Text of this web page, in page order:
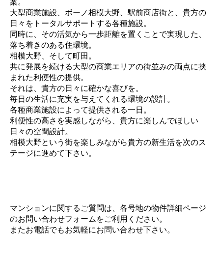
大型商業施設、ボーノ相模大野、駅前商店街と、貴方の
日々をトータルサポートする各種施設。
同時に、その活気から一歩距離を置くことで実現した、
落ち着きのある住環境。
相模大野、そして町田。
共に発展を続ける大型の商業エリアの街並みの両点に挟
まれた利便性の提供。
それは、貴方の日々に確かな喜びを。
毎日の生活に充実を与えてくれる環境の設計。
各種商業施設によって提供される一日。
利便性の高さを実感しながら、貴方に楽しんでほしい
日々の空間設計。
相模大野という街を楽しみながら貴方の新生活を次のス
テージに進めて下さい。
マンションに関するご質問は、各号地の物件詳細ページ
のお問い合わせフォームをご利用ください。
またお電話でもお気軽にお問い合わせ下さい。